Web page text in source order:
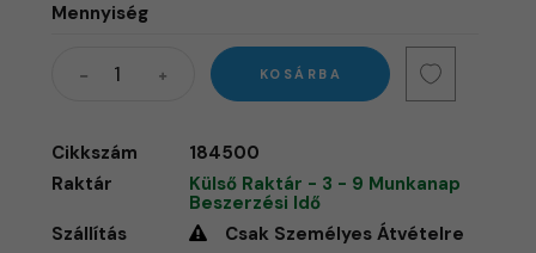
Mennyiség
KOSÁRBA
Cikkszám
184500
Raktár
Külső Raktár - 3 - 9 Munkanap
Beszerzési Idő
Szállítás
Csak Személyes Átvételre